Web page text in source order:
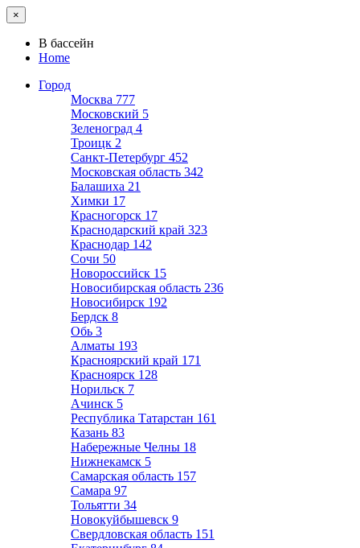
×
В бассейн
Home
Город
Москва 777
Московский 5
Зеленоград 4
Троицк 2
Санкт-Петербург 452
Московская область 342
Балашиха 21
Химки 17
Красногорск 17
Краснодарский край 323
Краснодар 142
Сочи 50
Новороссийск 15
Новосибирская область 236
Новосибирск 192
Бердск 8
Обь 3
Алматы 193
Красноярский край 171
Красноярск 128
Норильск 7
Ачинск 5
Республика Татарстан 161
Казань 83
Набережные Челны 18
Нижнекамск 5
Самарская область 157
Самара 97
Тольятти 34
Новокуйбышевск 9
Свердловская область 151